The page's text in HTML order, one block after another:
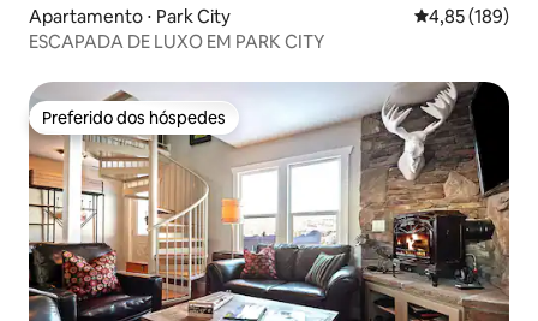
Apartamento ⋅ Park City 4,85 de uma
4,85 (189)
ESCAPADA DE LUXO EM PARK CITY
Preferido dos hóspedes
Preferido dos hóspedes